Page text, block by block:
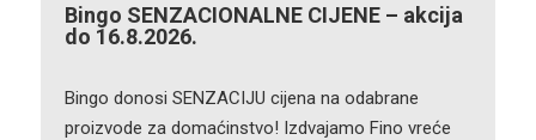
Bingo SENZACIONALNE CIJENE – akcija
do 16.8.2026.
Bingo donosi SENZACIJU cijena na odabrane
proizvode za domaćinstvo! Izdvajamo Fino vreće